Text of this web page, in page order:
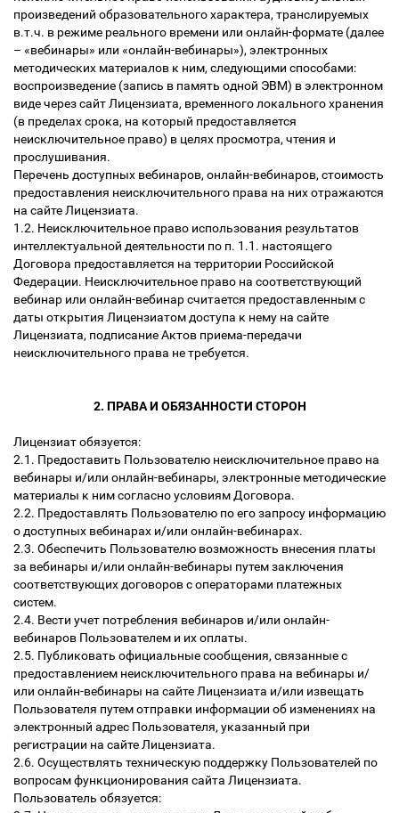
произведений образовательного характера, транслируемых
в.т.ч. в режиме реального времени или онлайн-формате (далее
– «вебинары» или «онлайн-вебинары»), электронных
методических материалов к ним, следующими способами:
воспроизведение (запись в память одной ЭВМ) в электронном
виде через сайт Лицензиата, временного локального хранения
(в пределах срока, на который предоставляется
неисключительное право) в целях просмотра, чтения и
прослушивания.
Перечень доступных вебинаров, онлайн-вебинаров, стоимость
предоставления неисключительного права на них отражаются
на сайте Лицензиата.
1.2. Неисключительное право использования результатов
интеллектуальной деятельности по п. 1.1. настоящего
Договора предоставляется на территории Российской
Федерации. Неисключительное право на соответствующий
вебинар или онлайн-вебинар считается предоставленным с
даты открытия Лицензиатом доступа к нему на сайте
Лицензиата, подписание Актов приема-передачи
неисключительного права не требуется.
2. ПРАВА И ОБЯЗАННОСТИ СТОРОН
Лицензиат обязуется:
2.1. Предоставить Пользователю неисключительное право на
вебинары и/или онлайн-вебинары, электронные методические
материалы к ним согласно условиям Договора.
2.2. Предоставлять Пользователю по его запросу информацию
о доступных вебинарах и/или онлайн-вебинарах.
2.3. Обеспечить Пользователю возможность внесения платы
за вебинары и/или онлайн-вебинары путем заключения
соответствующих договоров с операторами платежных
систем.
2.4. Вести учет потребления вебинаров и/или онлайн-
вебинаров Пользователем и их оплаты.
2.5. Публиковать официальные сообщения, связанные с
предоставлением неисключительного права на вебинары и/
или онлайн-вебинары на сайте Лицензиата и/или извещать
Пользователя путем отправки информации об изменениях на
электронный адрес Пользователя, указанный при
регистрации на сайте Лицензиата.
2.6. Осуществлять техническую поддержку Пользователей по
вопросам функционирования сайта Лицензиата.
Пользователь обязуется: